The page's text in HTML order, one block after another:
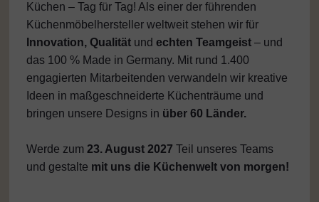
Küchen – Tag für Tag! Als einer der führenden
Küchenmöbelhersteller weltweit stehen wir für
Innovation, Qualität und echten Teamgeist – und
das 100 % Made in Germany. Mit rund 1.400
engagierten Mitarbeitenden verwandeln wir kreative
Ideen in maßgeschneiderte Küchenträume und
bringen unsere Designs in über 60 Länder.
Werde zum 23. August 2027 Teil unseres Teams
und gestalte mit uns die Küchenwelt von morgen!